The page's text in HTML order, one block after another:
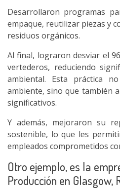
Desarrollaron programas
empaque, reutilizar piezas y
residuos orgánicos.
Al final, lograron desviar el
vertederos, reduciendo
ambiental. Esta práctica
ambiente, sino que también
significativos.
Y además, mejoraron su
sostenible, lo que les
empleados comprometidos
Otro ejemplo, es la
Producción en Glasgow,